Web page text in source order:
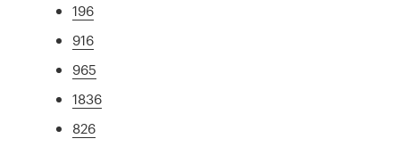
196
916
965
1836
826